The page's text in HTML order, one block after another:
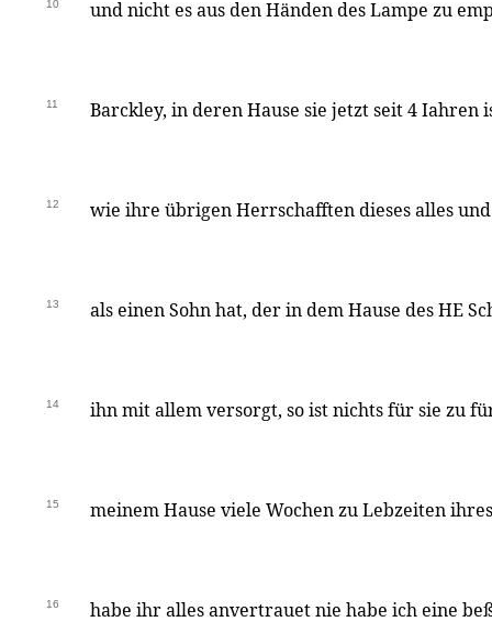
10 und nicht es aus den Händen des Lampe zu
11 Barckley, in deren Hause sie jetzt seit 4 Iahren
12 wie ihre übrigen Herrschafften dieses alles
13 als einen Sohn hat, der in dem Hause des HE
14 ihn mit allem versorgt, so ist nichts für sie zu
15 meinem Hause viele Wochen zu Lebzeiten
16 habe ihr alles anvertrauet nie habe ich eine